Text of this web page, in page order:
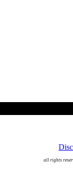
all rights